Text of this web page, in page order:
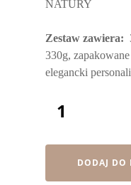
NATURY
Zestaw zawiera:
330g,
elegancki
DODAJ DO